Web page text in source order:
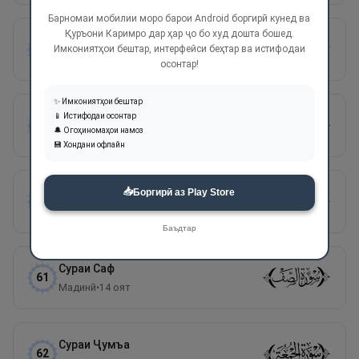
СураиМуҷодала
СураиҲашр
Мадинӣ•24оят
60
Мумтаҳана
Мадинӣ•13оят
61
Сураи Саф
Мадинӣ•14 оят
62
Сураи Ҷумъа
Барномаи мобилии моро барои Android боргирӣ кунед ва
Қуръони Каримро дар ҳар ҷо бо худ дошта бошед.
Имкониятҳои бештар, интерфейси беҳтар ва истифодаи
осонтар!
✨ Имкониятҳои бештар
📱 Истифодаи осонтар
🔔 Огоҳиномаҳои намоз
💾 Хондани офлайн
📥Боргирӣ аз Play Store
Баъдтар